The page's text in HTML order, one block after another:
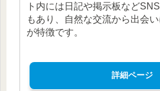
ト内には日記や掲示板など
もあり、自然な交流から出会
が特徴です。
詳細ページ